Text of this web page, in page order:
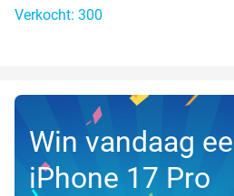
Verkocht: 300
Win vandaag
iPhone 17 Pro